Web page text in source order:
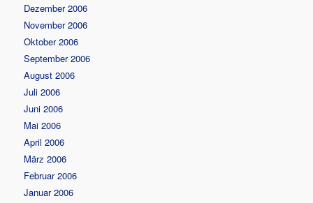
Dezember 2006
November 2006
Oktober 2006
September 2006
August 2006
Juli 2006
Juni 2006
Mai 2006
April 2006
März 2006
Februar 2006
Januar 2006